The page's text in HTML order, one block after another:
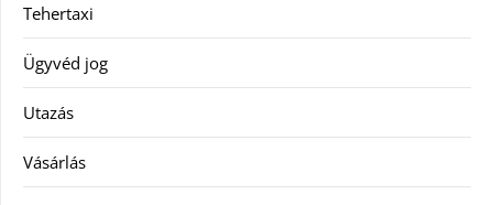
Tehertaxi
Ügyvéd jog
Utazás
Vásárlás